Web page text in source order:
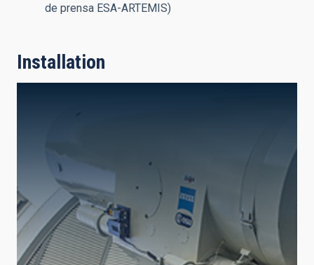
de prensa ESA-ARTEMIS)
Installation